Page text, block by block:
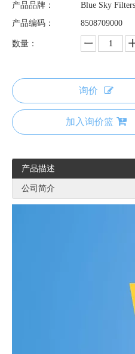
产品品牌：
Blue Sky Filters
产品编码：
8508709000
数量：
询价
加入询价篮
产品描述
公司简介